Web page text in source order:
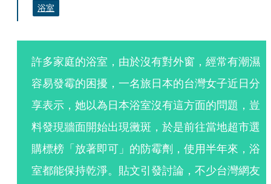
浴室
許多家庭的浴室，由於沒有對外窗，經常有潮濕
容易發霉的困擾，一名旅日本的台灣女子近日分
享表示，她以為日本浴室沒有這方面的問題，豈
料發現牆面開始出現黴斑，於是前往當地超市選
購標榜「放著即可」的防霉劑，使用半年來，浴
室都能保持乾淨。貼文引發討論，不少台灣網友